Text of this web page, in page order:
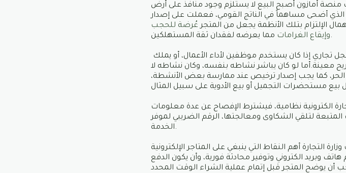
العام ١٩٩٥ حين ظهرت منصة أمازون أصبح البيع لا يستلزم وجود منافذ على أرض
أضحى مساهماً في الناتج القومي، فعملت على إصدار
الإلتزام بتلك الأنظمة يجعل من المتجر عُرضة للحجب
وإيقاع الغراماتمما يعرضه لفقدان ثقة المستهلكين.
معينة.أما لو كان يباشر نشاطه بنفسه، وكان نشاطه لا
الحر، كما يجب إصدار ترخيص عند ممارسة بعض الأنشطة،
الكترونية نظامية، فيشترط الإفصاح عن عدة معلومات
لتلقي الشكاوى ومعالجتها، الرقم الضريبي لموفر
الخدمة.
التجارة أهم النقاط التي ينبغي على المتاجر الإلكترونية
وبريد الكتروني وتوفير محادثة فورية، وأن يكون الدفع
أن يوضح المتجر قبل إتمام عملية الشراء الوقت المحدد